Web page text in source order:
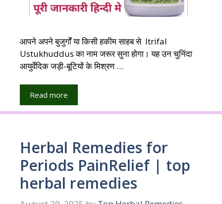
आपने अपने बुजुर्गों या किसी हकीम साहब से Itrifal
Ustukhuddus का नाम जरूर सुना होगा। यह उन चुनिंदा
आयुर्वेदिक जड़ी-बूटियों के मिश्रण …
Read more
Herbal Remedies for
Periods PainRelief | top
herbal remedies